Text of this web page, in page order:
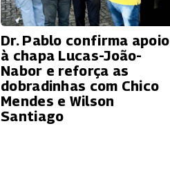
Dr. Pablo confirma apoio
à chapa Lucas-João-
Nabor e reforça as
dobradinhas com Chico
Mendes e Wilson
Santiago